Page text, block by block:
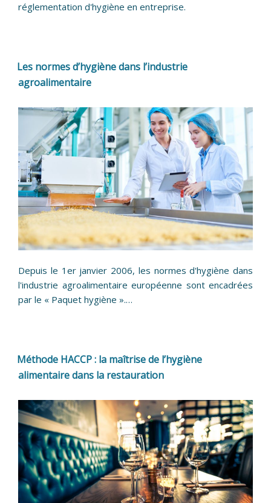
réglementation d'hygiène en entreprise.
Les normes d’hygiène dans l’industrie
agroalimentaire
Depuis le 1er janvier 2006, les normes d'hygiène dans
l'industrie agroalimentaire européenne sont encadrées
par le « Paquet hygiène ».…
Méthode HACCP : la maîtrise de l’hygiène
alimentaire dans la restauration